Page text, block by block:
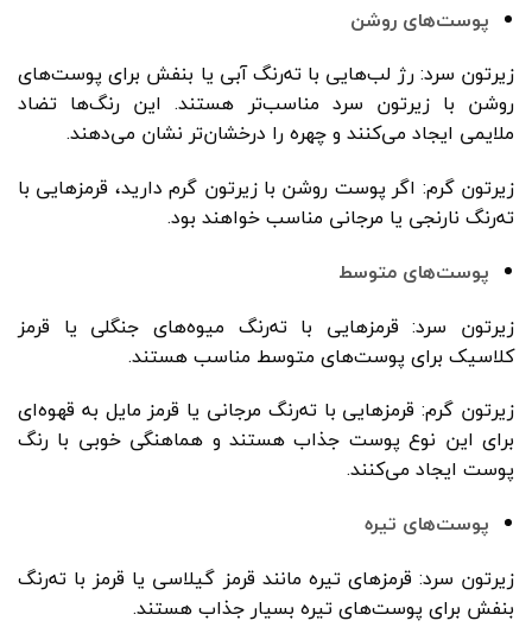
پوست‌های روشن
زیرتون سرد: رژ لب‌هایی با ته‌رنگ آبی یا بنفش برای پوست‌های
روشن با زیرتون سرد مناسب‌تر هستند. این رنگ‌ها تضاد
ملایمی ایجاد می‌کنند و چهره را درخشان‌تر نشان می‌دهند.
زیرتون گرم: اگر پوست روشن با زیرتون گرم دارید، قرمز‌هایی با
ته‌رنگ نارنجی یا مرجانی مناسب خواهند بود.
پوست‌های متوسط
زیرتون سرد: قرمزهایی با ته‌رنگ میوه‌های جنگلی یا قرمز
کلاسیک برای پوست‌های متوسط مناسب هستند.
زیرتون گرم: قرمزهایی با ته‌رنگ مرجانی یا قرمز مایل به قهوه‌ای
برای این نوع پوست جذاب هستند و هماهنگی خوبی با رنگ
پوست ایجاد می‌کنند.
پوست‌های تیره
زیرتون سرد: قرمزهای تیره مانند قرمز گیلاسی یا قرمز با ته‌رنگ
بنفش برای پوست‌های تیره بسیار جذاب هستند.